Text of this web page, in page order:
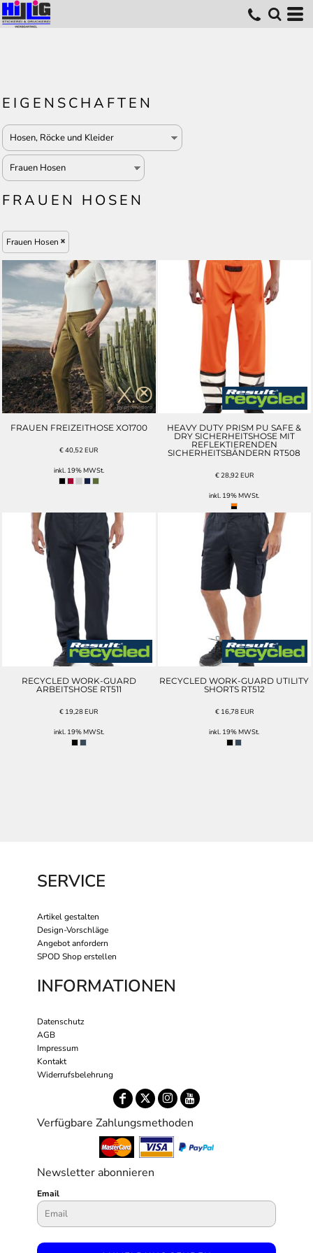
EIGENSCHAFTEN
FRAUEN HOSEN
Frauen Hosen
FRAUEN FREIZEITHOSE XO1700
€40,52EUR
inkl. 19% MWSt.
HEAVY DUTY PRISM PU SAFE &
DRY SICHERHEITSHOSE MIT
REFLEKTIERENDEN
SICHERHEITSBÄNDERN RT508
€28,92EUR
inkl. 19% MWSt.
RECYCLED WORK-GUARD
ARBEITSHOSE RT511
€ 19,28EUR
inkl. 19% MWSt.
RECYCLED WORK-GUARD UTILITY
SHORTS RT512
€ 16,78EUR
inkl. 19% MWSt.
SERVICE
Artikel gestalten
Design-Vorschläge
Angebot anfordern
SPOD Shop erstellen
INFORMATIONEN
Datenschutz
AGB
Impressum
Kontakt
Widerrufsbelehrung
Verfügbare Zahlungsmethoden
Newsletter abonnieren
Email